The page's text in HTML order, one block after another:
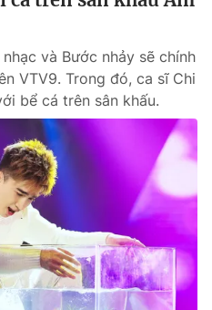
và Bước nhảy sẽ chính
VTV9. Trong đó, ca sĩ Chi
bể cá trên sân khấu.